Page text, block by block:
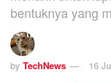
bentuknya yang
by TechNews 16